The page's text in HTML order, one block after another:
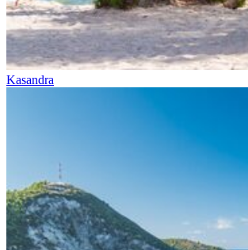
Kasandra